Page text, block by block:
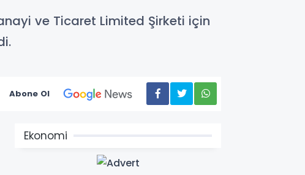
ve Ticaret Limited Şirketi için
Abone Ol
Ekonomi